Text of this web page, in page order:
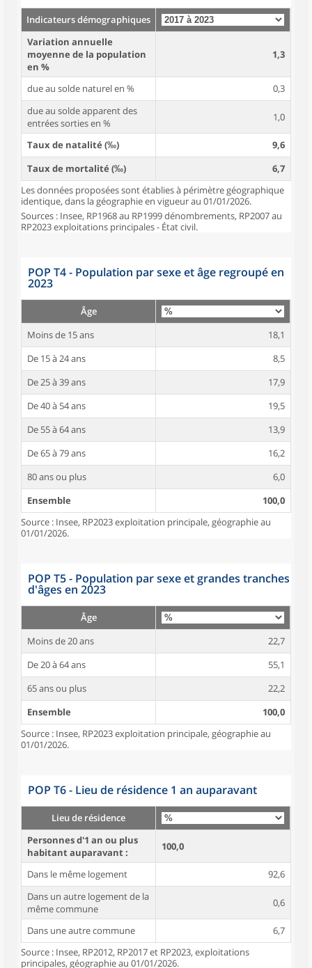
Indicateurs démographiques
Variation annuelle
moyenne de la population
en %
1,3
due au solde naturel en %
0,3
due au solde apparent des
entrées sorties en %
1,0
Taux de natalité (‰)
9,6
Taux de mortalité (‰)
6,7
Les données proposées sont établies à périmètre géographique
identique, dans la géographie en vigueur au 01/01/2026.
Sources : Insee, RP1968 au RP1999 dénombrements, RP2007 au
RP2023 exploitations principales - État civil.
POP T4 - Population par sexe et âge regroupé en
2023
Âge
Moins de 15 ans
18,1
De 15 à 24 ans
8,5
De 25 à 39 ans
17,9
De 40 à 54 ans
19,5
De 55 à 64 ans
13,9
De 65 à 79 ans
16,2
80 ans ou plus
6,0
Ensemble
100,0
Source : Insee, RP2023 exploitation principale, géographie au
01/01/2026.
POP T5 - Population par sexe et grandes tranches
d'âges en 2023
Âge
Moins de 20 ans
22,7
De 20 à 64 ans
55,1
65 ans ou plus
22,2
Ensemble
100,0
Source : Insee, RP2023 exploitation principale, géographie au
01/01/2026.
POP T6 - Lieu de résidence 1 an auparavant
Lieu de résidence
Personnes d'1 an ou plus
habitant auparavant :
100,0
Dans le même logement
92,6
Dans un autre logement de la
même commune
0,6
Dans une autre commune
6,7
Source : Insee, RP2012, RP2017 et RP2023, exploitations
principales, géographie au 01/01/2026.